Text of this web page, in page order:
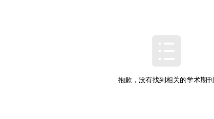
抱歉，没有找到相关的学术期刊